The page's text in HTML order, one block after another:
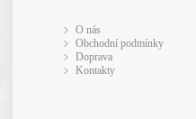
O nás
Obchodní podmínky
Doprava
Kontakty